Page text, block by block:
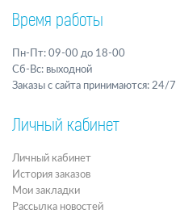
Время работы
Пн-Пт: 09-00 до 18-00
Сб-Вс: выходной
Заказы с сайта принимаются: 24/7
Личный кабинет
Личный кабинет
История заказов
Мои закладки
Рассылка новостей